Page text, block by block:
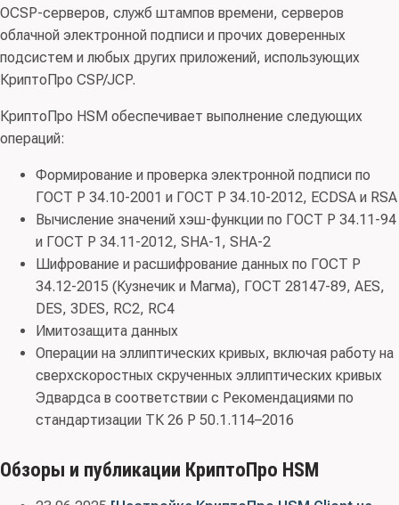
OCSP-серверов, служб штампов времени, серверов
облачной электронной подписи и прочих доверенных
подсистем и любых других приложений, использующих
КриптоПро CSP/JCP.
КриптоПро HSM обеспечивает выполнение следующих
операций:
Формирование и проверка электронной подписи по
ГОСТ Р 34.10-2001 и ГОСТ Р 34.10-2012, ECDSA и RSA
Вычисление значений хэш-функции по ГОСТ Р 34.11-94
и ГОСТ Р 34.11-2012, SHA-1, SHA-2
Шифрование и расшифрование данных по ГОСТ Р
34.12-2015 (Кузнечик и Магма), ГОСТ 28147-89, AES,
DES, 3DES, RC2, RC4
Имитозащита данных
Операции на эллиптических кривых, включая работу на
сверхскоростных скрученных эллиптических кривых
Эдвардса в соответствии с Рекомендациями по
стандартизации ТК 26 Р 50.1.114–2016
Обзоры и публикации КриптоПро HSM